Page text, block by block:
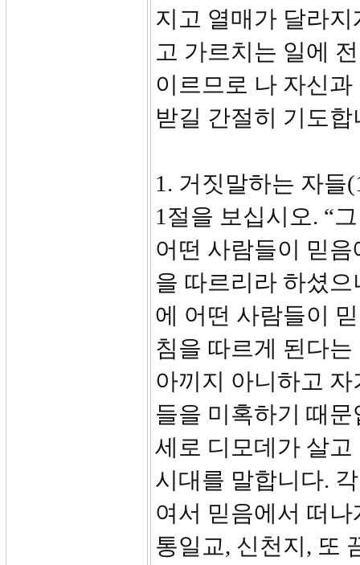
지고 열매가 달라
고 가르치는 일에
이르므로 나 자신
받길 간절히 기도합
1. 거짓말하는 자들
1절을 보십시오. “
어떤 사람들이 믿
을 따르리라 하셨
에 어떤 사람들이
침을 따르게 된다
아끼지 아니하고
들을 미혹하기 때
세로 디모데가 살
시대를 말합니다.
여서 믿음에서 떠
통일교, 신천지, 또